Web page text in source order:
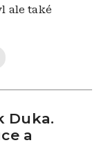
ale také
Duka.
a